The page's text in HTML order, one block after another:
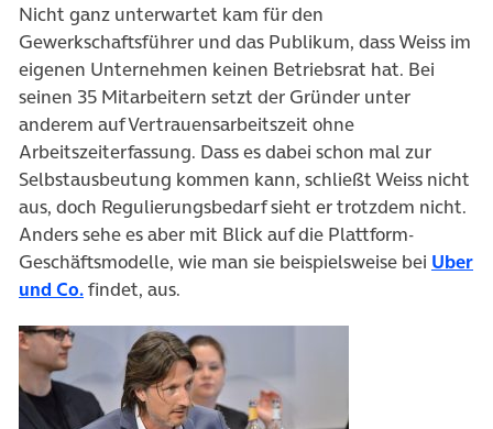
Nicht ganz unterwartet kam für den
Gewerkschaftsführer und das Publikum, dass Weiss im
eigenen Unternehmen keinen Betriebsrat hat. Bei
seinen 35 Mitarbeitern setzt der Gründer unter
anderem auf Vertrauensarbeitszeit ohne
Arbeitszeiterfassung. Dass es dabei schon mal zur
Selbstausbeutung kommen kann, schließt Weiss nicht
aus, doch Regulierungsbedarf sieht er trotzdem nicht.
Anders sehe es aber mit Blick auf die Plattform-
Geschäftsmodelle, wie man sie beispielsweise bei Uber
und Co.findet, aus.